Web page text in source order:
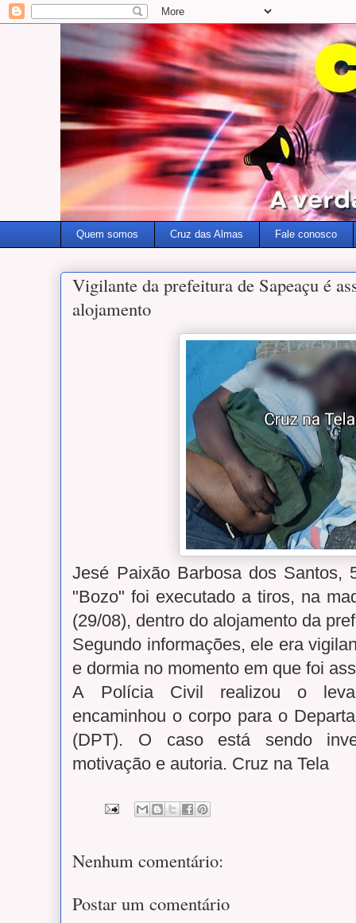
Quem somos Cruz das Almas Fale conosco
Vigilante da prefeitura de Sapeaçu é
alojamento
Jesé Paixão Barbosa dos Santos,
"Bozo" foi executado a tiros, na
(29/08), dentro do alojamento da
Segundo informações, ele era
e dormia no momento em que foi
A Polícia Civil realizou o
encaminhou o corpo para o
(DPT). O caso está sendo
motivação e autoria. Cruz na Tela
Nenhum comentário:
Postar um comentário